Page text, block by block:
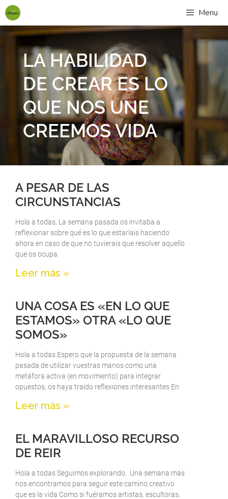
Menu
LA HABILIDAD
DE CREAR ES LO
QUE NOS UNE
CREEMOS VIDA
A PESAR DE LAS
CIRCUNSTANCIAS
Hola a todas, La semana pasada os invitaba a
reflexionar sobre qué es lo que estaríais haciendo
ahora en caso de que no tuvierais que resolver aquello
que os ocupa
Leer más »
UNA COSA ES «EN LO QUE
ESTAMOS» OTRA «LO QUE
SOMOS»
Hola a todas Espero que la propuesta de la semana
pasada de utilizar vuestras manos como una
metáfora activa (en movimiento) para integrar
opuestos, os haya traído reflexiones interesantes En
Leer más »
EL MARAVILLOSO RECURSO
DE REIR
Hola a todas Seguimos explorando, Una semana más
nos encontramos para seguir este camino creativo
que es la vida Como si fuéramos artistas, escultoras,